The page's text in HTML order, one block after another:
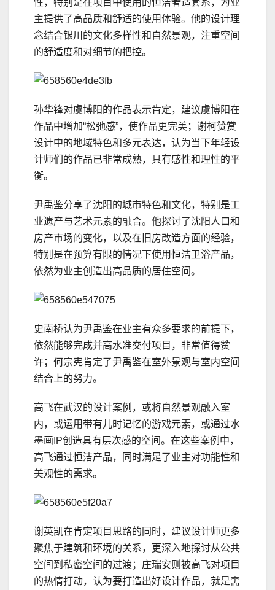
性，特别是在项目中使用的恒洁奢适套系，为业
主提供了高品质和舒适的使用体验。他的设计理
念结合银川的文化多样性和自然景观，注重空间
的舒适度和对细节的把控。
孙华锋对虞博阳的作品表示肯定，建议虞博阳在
作品中增加“松弛感”，使作品更完美；谢柯赞赏
设计中的地域特色和多元表达，认为当下年轻设
计师们的作品已非常成熟，具有感性和理性的平
衡。
尹禹鉴分享了沈阳的城市特色和文化，特别是工
业遗产与艺术元素的融合。他探讨了沈阳人口和
房产市场的变化，以及在旧房改造方面的经验，
特别是在预算有限的情况下使用恒洁卫浴产品，
依然为业主创造出高品质的居住空间。
史南桥认为尹禹鉴在业主有众多要求的前提下，
依然能够完成并高水准交付项目，非常值得赞
许；何宗宪肯定了尹禹鉴在室外景观与室内空间
结合上的努力。
高飞在武汉的设计案例，或将自然景观融入室
内，或运用带有儿时记忆的游戏元素，或通过水
墨画IP创造具有层次感的空间。在这些案例中，
高飞通过恒洁产品，同时满足了业主对功能性和
美观性的需求。
谢英凯在肯定项目思路的同时，建议设计师更多
聚焦于建筑和环境的关系，更深入地探讨从公共
空间到私密空间的过渡；庄瑞安则被高飞对项目
的热情打动，认为要打造出好设计作品，就是需